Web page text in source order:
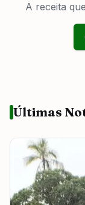
A receita
Últimas